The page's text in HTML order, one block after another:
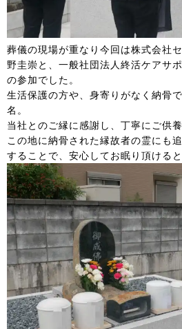
葬儀の現場が重なり今回は株式会社
野圭崇と、一般社団法人終活ケアサ
の参加でした。
生活保護の方や、身寄りがなく納骨
名。
当社とのご縁に感謝し、丁寧にご供
この地に納骨された縁故者の霊にも
することで、安心してお眠り頂けると